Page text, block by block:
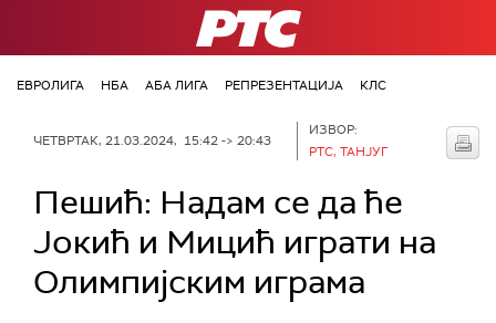
РТС
ЕВРОЛИГА НБА АБА ЛИГА РЕПРЕЗЕНТАЦИЈА КЛС
ЧЕТВРТАК, 21.03.2024, 15:42 -> 20:43
ИЗВОР:
РТС, ТАНЈУГ
Пешић: Надам се да ће
Јокић и Мицић играти на
Олимпијским играма